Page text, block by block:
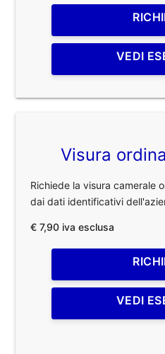
VEDI
Visura
Richiede la visura camerale
dai dati identificativi
€ 7,90 iva esclusa
VEDI